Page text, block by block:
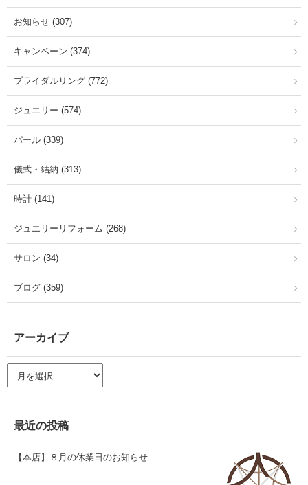
お知らせ (307)
キャンペーン (374)
ブライダルリング (772)
ジュエリー (574)
パール (339)
儀式・結納 (313)
時計 (141)
ジュエリーリフォーム (268)
サロン (34)
ブログ (359)
アーカイブ
ー
ブ
最近の投稿
【本店】８月の休業日のお知らせ